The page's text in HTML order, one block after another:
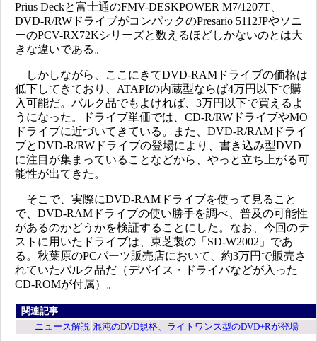
Prius Deckと富士通のFMV-DESKPOWER M7/1207T、
DVD-R/RWドライブがコンパックのPresario 5112JPやソニ
ーのPCV-RX72Kシリーズと数えるほどしかないのとは大
きな違いである。
しかしながら、ここにきてDVD-RAMドライブの価格は
低下してきており、ATAPIの内蔵型ならば4万円以下で購
入可能だ。バルク品でもよければ、3万円以下で買えるよ
うになった。ドライブ単価では、CD-R/RWドライブやMO
ドライブに近づいてきている。また、DVD-R/RAMドライ
ブとDVD-R/RWドライブの登場により、書き込み型DVD
に注目が集まっていることなどから、やっと立ち上がる可
能性が出てきた。
そこで、実際にDVD-RAMドライブを使って見ること
で、DVD-RAMドライブの使い勝手を調べ、普及の可能性
があるのかどうかを検証することにした。なお、今回のテ
ストに用いたドライブは、東芝製の「SD-W2002」であ
る。秋葉原のPCパーツ販売店において、約3万円で販売さ
れていたバルク品だ（デバイス・ドライバなどが入った
CD-ROMが付属）。
関連記事
ニュース解説 混沌のDVD規格、ライトワンス型のDVD+Rが登場